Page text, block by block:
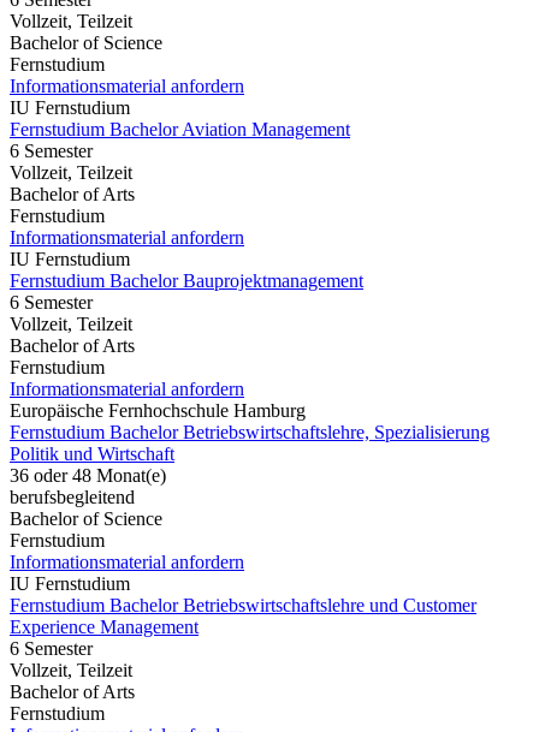
Vollzeit, Teilzeit
Bachelor of Science
Fernstudium
Informationsmaterial anfordern
IU Fernstudium
Fernstudium Bachelor Aviation Management
6 Semester
Vollzeit, Teilzeit
Bachelor of Arts
Fernstudium
Informationsmaterial anfordern
IU Fernstudium
Fernstudium Bachelor Bauprojektmanagement
6 Semester
Vollzeit, Teilzeit
Bachelor of Arts
Fernstudium
Informationsmaterial anfordern
Europäische Fernhochschule Hamburg
Fernstudium Bachelor Betriebswirtschaftslehre, Spezialisierung
Politik und Wirtschaft
36 oder 48 Monat(e)
berufsbegleitend
Bachelor of Science
Fernstudium
Informationsmaterial anfordern
IU Fernstudium
Fernstudium Bachelor Betriebswirtschaftslehre und Customer
Experience Management
6 Semester
Vollzeit, Teilzeit
Bachelor of Arts
Fernstudium